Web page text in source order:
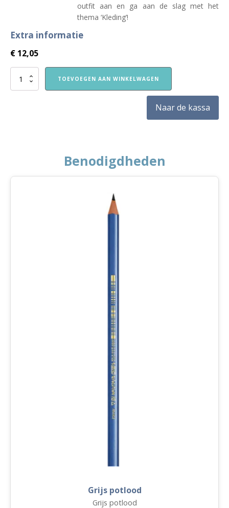
outfit aan en ga aan de slag met het
thema ‘Kleding’!
Extra informatie
€ 12,05
Nieuw!
TOEVOEGEN AAN WINKELWAGEN
Naar de kassa
Benodigdheden
Grijs potlood
Grijs potlood